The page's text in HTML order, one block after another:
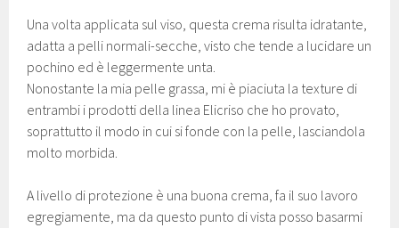
Una volta applicata sul viso, questa crema risulta idratante,
adatta a pelli normali-secche, visto che tende a lucidare un
pochino ed è leggermente unta.
Nonostante la mia pelle grassa, mi è piaciuta la texture di
entrambi i prodotti della linea Elicriso che ho provato,
soprattutto il modo in cui si fonde con la pelle, lasciandola
molto morbida.
A livello di protezione è una buona crema, fa il suo lavoro
egregiamente, ma da questo punto di vista posso basarmi